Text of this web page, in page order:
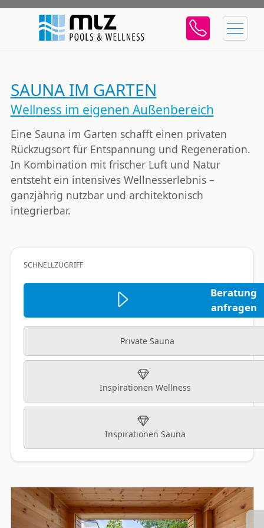
SAUNA IM GARTEN
Wellness im eigenen Außenbereich
Eine Sauna im Garten schafft einen privaten
Rückzugsort für Entspannung und Regeneration.
In Kombination mit frischer Luft und Natur
entsteht ein intensives Wellnesserlebnis –
ganzjährig nutzbar und architektonisch
integrierbar.
SCHNELLZUGRIFF
Beratung
anfragen
Private Sauna
Inspirationen Wellness
Inspirationen Sauna